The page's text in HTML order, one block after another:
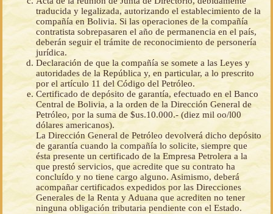
traducida y legalizada, autorizando el establecimiento de la
compañía en Bolivia. Si las operaciones de la compañía
contratista sobrepasaren el año de permanencia en el país,
deberán seguir el trámite de reconocimiento de personería
jurídica.
Declaración de que la compañía se somete a las Leyes y
autoridades de la República y, en particular, a lo prescrito
por el artículo 11 del Código del Petróleo.
Certificado de depósito de garantía, efectuado en el Banco
Central de Bolivia, a la orden de la Dirección General de
Petróleo, por la suma de $us.10.000.- (diez mil oo/l00
dólares americanos).
La Dirección General de Petróleo devolverá dicho depósito
de garantía cuando la compañía lo solicite, siempre que
ésta presente un certificado de la Empresa Petrolera a la
que prestó servicios, que acredite que su contrato ha
concluído y no tiene cargo alguno. Asimismo, deberá
acompañar certificados expedidos por las Direcciones
Generales de la Renta y Aduana que acrediten no tener
ninguna obligación tributaria pendiente con el Estado.